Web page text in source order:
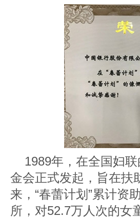
1989年，在全国妇
金会正式发起，旨在扶
来，“春蕾计划”累计资
所，对52.7万人次的女